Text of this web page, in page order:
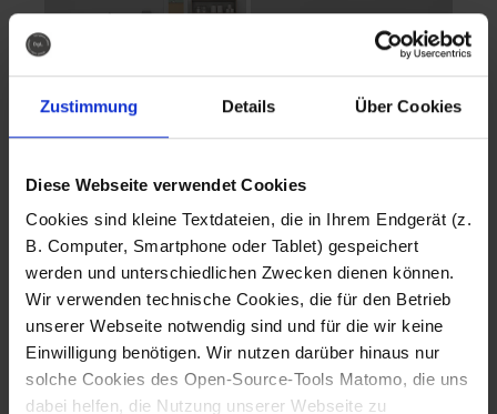
Zustimmung Details Über Cookies
Diese Webseite verwendet Cookies
Cookies sind kleine Textdateien, die in Ihrem Endgerät (z.
B. Computer, Smartphone oder Tablet) gespeichert
werden und unterschiedlichen Zwecken dienen können.
Wir verwenden technische Cookies, die für den Betrieb
unserer Webseite notwendig sind und für die wir keine
Einwilligung benötigen. Wir nutzen darüber hinaus nur
solche Cookies des Open-Source-Tools Matomo, die uns
dabei helfen, die Nutzung unserer Webseite zu
Fotografo: Lorenz
Sternbach
Download
Fotografo: Lorenz
Sternbach
Download